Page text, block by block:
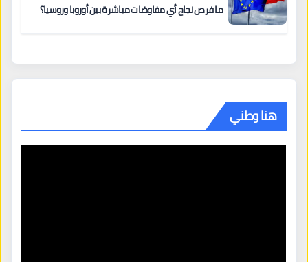
ما فرص نجاح أي مفاوضات مباشرة بين أوروبا وروسيا؟
هنا وطني